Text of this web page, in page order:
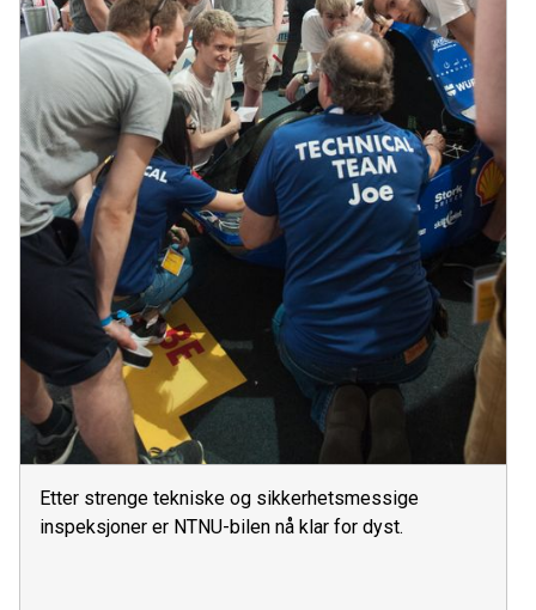
Etter strenge tekniske og sikkerhetsmessige
inspeksjoner er NTNU-bilen nå klar for dyst.